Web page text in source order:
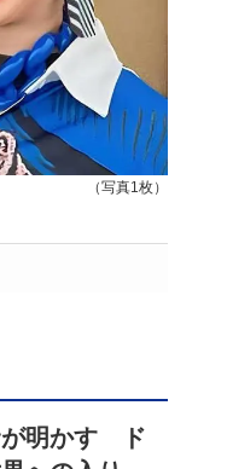
（写真1枚）
が明かす ド